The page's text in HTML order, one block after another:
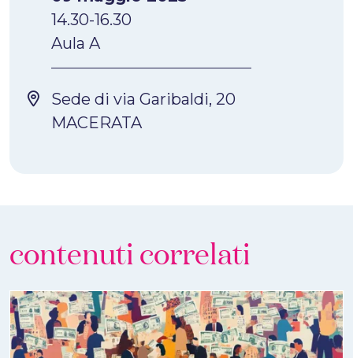
14.30-16.30
Aula A
Sede di via Garibaldi, 20
MACERATA
contenuti correlati